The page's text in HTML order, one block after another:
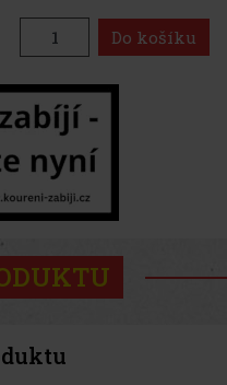
Do košíku